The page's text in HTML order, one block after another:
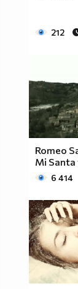
212
Romeo
Mi
6 414